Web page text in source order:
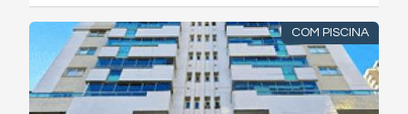
COM PISCINA